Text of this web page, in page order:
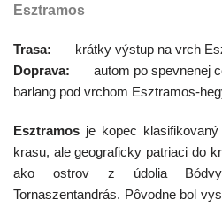
Esztramos
Trasa:
krátky výstup na vrch
Doprava:
autom po spevnenej
barlang pod vrchom Esztramos-
Esztramos je kopec
krasu, ale geograficky patriaci do
ako ostrov z údolia
Tornaszentandrás. Pôvodne bol